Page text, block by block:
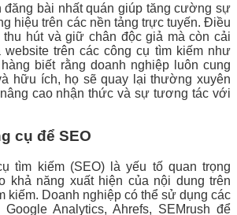
đăng bài nhất quán giúp tăng cường sự
hiệu trên các nền tảng trực tuyến. Điều
thu hút và giữ chân độc giả mà còn cải
trên các công cụ tìm kiếm như
biết rằng doanh nghiệp luôn cung
hữu ích, họ sẽ quay lại thường xuyên
cao nhận thức và sự tương tác với
cụ để SEO
tìm kiếm (SEO) là yếu tố quan trọng
khả năng xuất hiện của nội dung trên
kiếm. Doanh nghiệp có thể sử dụng các
Analytics, Ahrefs, SEMrush để